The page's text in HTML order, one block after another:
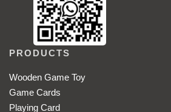
PRODUCTS
Wooden Game Toy
Game Cards
Playing Card